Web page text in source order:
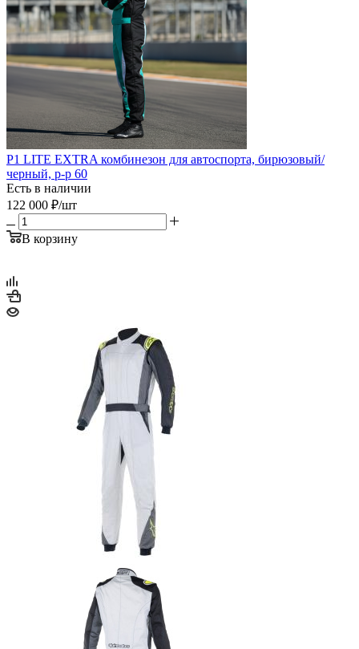
P1 LITE EXTRA комбинезон для автоспорта, бирюзовый/
черный, р-р 60
Есть в наличии
122 000 ₽/шт
В корзину